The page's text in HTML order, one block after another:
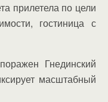
прилетела по цели
гостиница с
Гнединский
масштабный